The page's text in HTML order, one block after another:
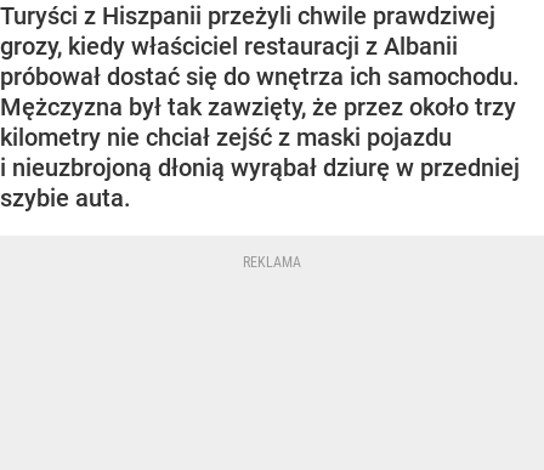
Turyści z Hiszpanii przeżyli chwile prawdziwej
grozy, kiedy właściciel restauracji z Albanii
próbował dostać się do wnętrza ich samochodu.
Mężczyzna był tak zawzięty, że przez około trzy
kilometry nie chciał zejść z maski pojazdu
i nieuzbrojoną dłonią wyrąbał dziurę w przedniej
szybie auta.